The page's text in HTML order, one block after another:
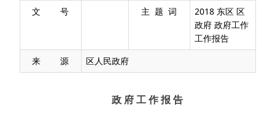
文 号
主 题 词
2018 东区 区
政府 政府工作
工作报告
来 源
区人民政府
政 府 工 作 报 告